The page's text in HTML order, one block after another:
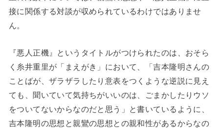
接に関係する対談が収められているわけではありませ
ん。
『悪人正機』というタイトルがつけられたのは、おそら
く糸井重里が「まえがき」において、「吉本隆明さんの
ことばが、ザラザラしたり意表をつくような逆説に見え
ても、聞いていて気持ちがいいのは、ごまかしたりウソ
をついてないからなのだと思う」と書いているように、
吉本隆明の思想と親鸞の思想との親和性があるからなの